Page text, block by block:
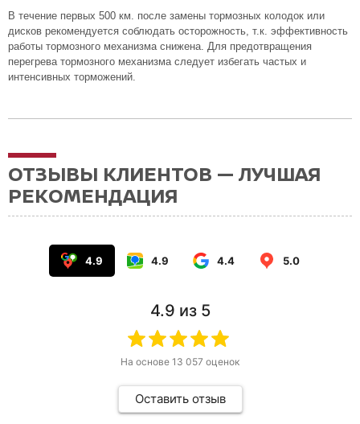
В течение первых 500 км. после замены тормозных колодок или
дисков рекомендуется соблюдать осторожность, т.к. эффективность
работы тормозного механизма снижена. Для предотвращения
перегрева тормозного механизма следует избегать частых и
интенсивных торможений.
ОТЗЫВЫ КЛИЕНТОВ — ЛУЧШАЯ
РЕКОМЕНДАЦИЯ
4.9 4.9 4.4 5.0
4.9 из 5
На основе 13 057 оценок
Оставить отзыв